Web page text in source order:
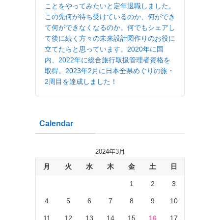
ことをやってみたいと定年退職しました。
この先何が待ち受けているのか、何ができ
て何ができなくなるのか。何でもシェアし
て後に続く方々の未来設計図作りのお役に
立てたらと思っています。2020年に国
内、2022年に総合旅行取扱管理者資格を
取得。2023年2月に日本全県めぐりの旅・
2周目を達成しました！
Calendar
2024年3月
月 火 水 木 金 土 日
1 2 3
4 5 6 7 8 9 10
11 12 13 14 15 16 17